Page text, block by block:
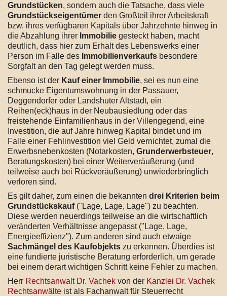
Grundstücken, sondern auch die Tatsache, dass viele
Grundstückseigentümer den Großteil ihrer Arbeitskraft
bzw. ihres verfügbaren Kapitals über Jahrzehnte hinweg in
die Abzahlung ihrer Immobilie gesteckt haben, macht
deutlich, dass hier zum Erhalt des Lebenswerks einer
Person im Falle des Immobilienverkaufs besondere
Sorgfalt an den Tag gelegt werden muss.
Ebenso ist der Kauf einer Immobilie, sei es nun eine
schmucke Eigentumswohnung in der Passauer,
Deggendorfer oder Landshuter Altstadt, ein
Reihen(eck)haus in der Neubausiedlung oder das
freistehende Einfamilienhaus in der Villengegend, eine
Investition, die auf Jahre hinweg Kapital bindet und im
Falle einer Fehlinvestition viel Geld vernichtet, zumal die
Erwerbsnebenkosten (Notarkosten, Grunderwerbsteuer,
Beratungskosten) bei einer Weiterveräußerung (und
teilweise auch bei Rückveräußerung) unwiederbringlich
verloren sind.
Es gilt daher, zum einen die bekannten drei Kriterien beim
Grundstückskauf("Lage, Lage, Lage") zu beachten.
Diese werden neuerdings teilweise an die wirtschaftlich
veränderten Verhältnisse angepasst ("Lage, Lage,
Energieeffizienz"). Zum anderen sind auch etwaige
Sachmängel des Kaufobjekts zu erkennen. Überdies ist
eine fundierte juristische Beratung erforderlich, um gerade
bei einem derart wichtigen Schritt keine Fehler zu machen.
Herr Rechtsanwalt Dr. Vachek von der Kanzlei Dr. Vachek
Rechtsanwälte ist als Fachanwalt für Steuerrecht